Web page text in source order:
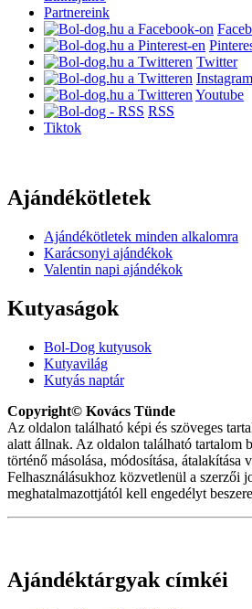
Partnereink
Twitter
Instagram
Youtube
RSS
Tiktok
Ajándékötletek
Ajándékötletek minden alkalomra
Karácsonyi ajándékok
Valentin napi ajándékok
Kutyaságok
Bol-Dog kutyusok
Kutyavilág
Kutyás naptár
Copyright© Kovács Tünde
Az oldalon található képi és szöveges
alatt állnak. Az oldalon található tartalom
történő másolása, módosítása, átalakítása
Felhasználásukhoz közvetlenül a szerzői
meghatalmazottjától kell engedélyt
Ajándéktárgyak címkéi